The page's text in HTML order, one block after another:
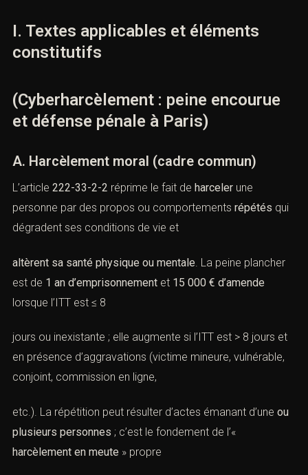
I. Textes applicables et éléments
constitutifs
(Cyberharcèlement : peine encourue
et défense pénale à Paris)
A. Harcèlement moral (cadre commun)
L’article 222-33-2-2 réprime le fait de harceler une
personne par des propos ou comportements répétés qui
dégradent ses conditions de vie et
altèrent sa santé physique ou mentale . La peine plancher
est de 1 an d’emprisonnement et 15 000 € d’amende
lorsque l’ITT est ≤ 8
jours ou inexistante ; elle augmente si l’ITT est > 8 jours et
en présence d’aggravations (victime mineure, vulnérable,
conjoint, commission en ligne,
etc.). La répétition peut résulter d’actes émanant d’une ou
plusieurs personnes ; c’est le fondement de l’«
harcèlement en meute » propre